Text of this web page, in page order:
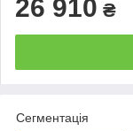
26 910 ₴
Сегментація